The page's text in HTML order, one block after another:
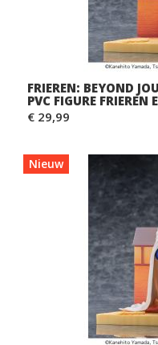
FRIEREN: BEYOND
PVC FIGURE FRIEREN
€ 29,99
Nieuw